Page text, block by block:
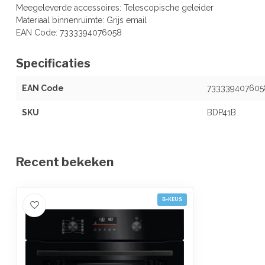
Meegeleverde accessoires: Telescopische geleider
Materiaal binnenruimte: Grijs email
EAN Code: 7333394076058
Specificaties
EAN Code
SKU BDP41B
Recent bekeken
B-KEUS